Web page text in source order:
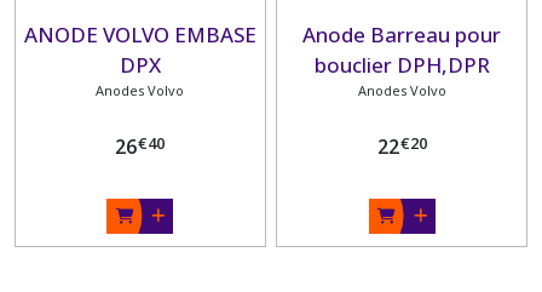
ANODE VOLVO EMBASE
DPX
Anodes Volvo
26€40
Anode Barreau pour
bouclier DPH,DPR
Anodes Volvo
22€20